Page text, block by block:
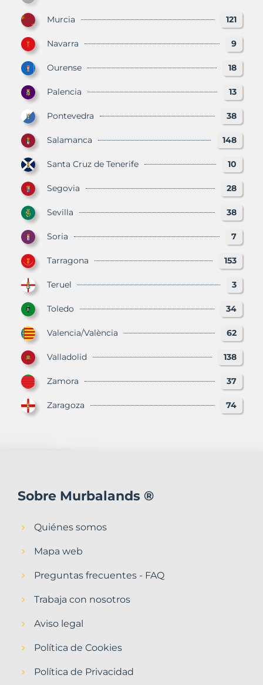
Murcia 121
Navarra 9
Ourense 18
Palencia 13
Pontevedra 38
Salamanca 148
Santa Cruz de Tenerife 10
Segovia 28
Sevilla 38
Soria 7
Tarragona 153
Teruel 3
Toledo 34
Valencia/València 62
Valladolid 138
Zamora 37
Zaragoza 74
Sobre Murbalands ®
Quiénes somos
Mapa web
Preguntas frecuentes - FAQ
Trabaja con nosotros
Aviso legal
Política de Cookies
Política de Privacidad